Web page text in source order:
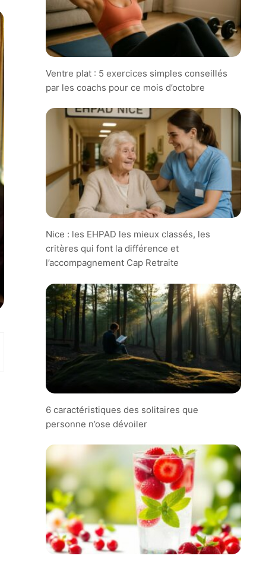
Ventre plat : 5 exercices simples conseillés
par les coachs pour ce mois d’octobre
Nice : les EHPAD les mieux classés, les
critères qui font la différence et
l’accompagnement Cap Retraite
6 caractéristiques des solitaires que
personne n’ose dévoiler